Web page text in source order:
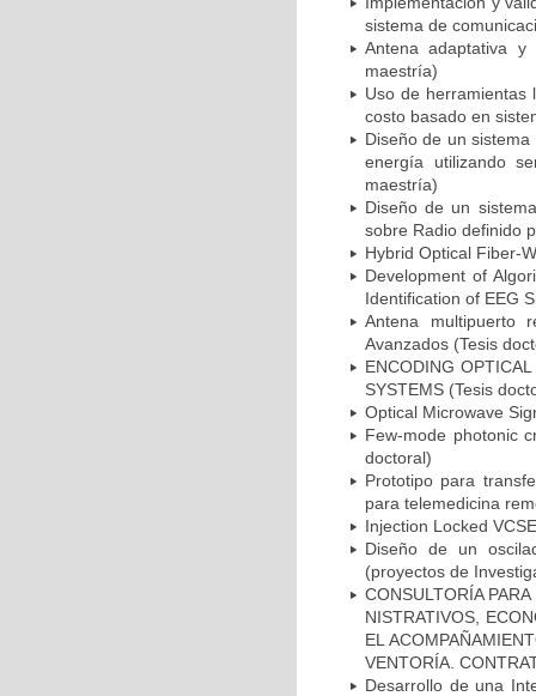
sistema de
Antena adaptativa y
maestría)
Uso de herramientas
costo basado en
Diseño de un
energía utilizando
maestría)
Diseño de un
sobre Radio definido
Hybrid Optical Fiber-
Development of
Identification of EEG
Antena multipuerto
Avanzados (Tesis
ENCODING
SYSTEMS (Tesis
Optical Microwave
Few-mode photonic
doctoral)
Prototipo para
para telemedicina
Injection Locked
Diseño de un
(proyectos de
CONSULTORÍA
NISTRATIVOS,
EL
VENTORÍA.
Desarrollo de una